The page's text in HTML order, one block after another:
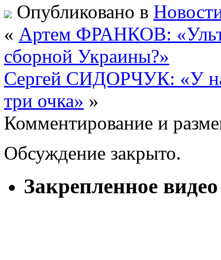
Опубликовано в
« Артем ФРАНКОВ:
сборной Украины?»
Сергей СИДОРЧУК: «У
три очка» »
Комментирование и
Обсуждение закрыто.
Закрепленное видео